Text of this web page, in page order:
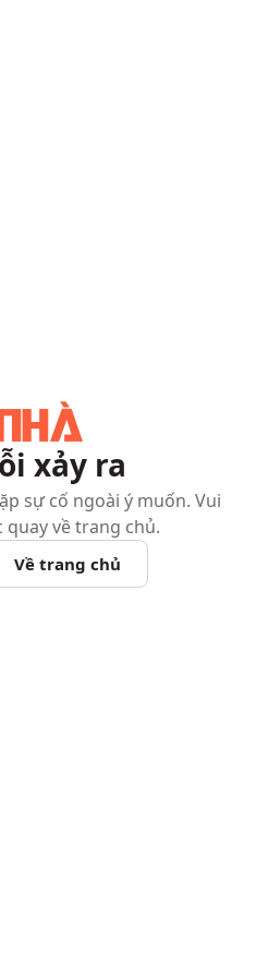
xảy ra
sự cố ngoài ý muốn. Vui
về trang chủ.
Về trang chủ